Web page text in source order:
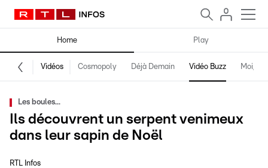
Home Play
Vidéos Cosmopoly Déjà Demain Vidéo Buzz Moi,
Les boules...
Ils découvrent un serpent venimeux
dans leur sapin de Noël
RTL Infos